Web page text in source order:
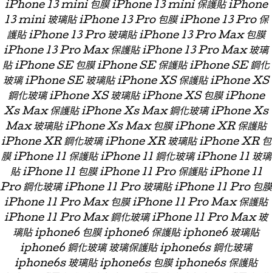
iPhone 13 mini 包膜 iPhone 13 mini 保護貼 iPhone
13 mini 玻璃貼 iPhone 13 Pro 包膜 iPhone 13 Pro 保
護貼 iPhone 13 Pro 玻璃貼 iPhone 13 Pro Max 包膜
iPhone 13 Pro Max 保護貼 iPhone 13 Pro Max 玻璃
貼 iPhone SE 包膜 iPhone SE 保護貼 iPhone SE 鋼化
玻璃 iPhone SE 玻璃貼 iPhone XS 保護貼 iPhone XS
鋼化玻璃 iPhone XS 玻璃貼 iPhone XS 包膜 iPhone
Xs Max 保護貼 iPhone Xs Max 鋼化玻璃 iPhone Xs
Max 玻璃貼 iPhone Xs Max 包膜 iPhone XR 保護貼
iPhone XR 鋼化玻璃 iPhone XR 玻璃貼 iPhone XR 包
膜 iPhone 11 保護貼 iPhone 11 鋼化玻璃 iPhone 11 玻璃
貼 iPhone 11 包膜 iPhone 11 Pro 保護貼 iPhone 11
Pro 鋼化玻璃 iPhone 11 Pro 玻璃貼 iPhone 11 Pro 包膜
iPhone 11 Pro Max 包膜 iPhone 11 Pro Max 保護貼
iPhone 11 Pro Max 鋼化玻璃 iPhone 11 Pro Max 玻
璃貼 iphone6 包膜 iphone6 保護貼 iphone6 玻璃貼
iphone6 鋼化玻璃 玻璃保護貼 iphone6s 鋼化玻璃
iphone6s 玻璃貼 iphone6s 包膜 iphone6s 保護貼